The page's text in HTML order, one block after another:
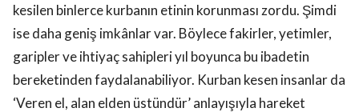
kesilen binlerce kurbanın etinin korunması zordu. Şimdi
ise daha geniş imkânlar var. Böylece fakirler, yetimler,
garipler ve ihtiyaç sahipleri yıl boyunca bu ibadetin
bereketinden faydalanabiliyor. Kurban kesen insanlar da
‘Veren el, alan elden üstündür’ anlayışıyla hareket